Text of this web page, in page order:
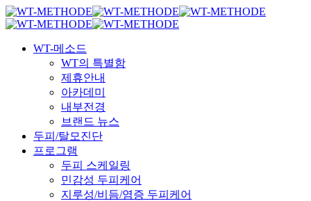
국내 최초 두피케어 브랜드
국내 최초 두피케어 브랜드
Skip
to
content
Menu
WT-메소드
WT의 특별함
제휴안내
아카데미
내부전경
브랜드 뉴스
두피/탈모진단
프로그램
두피 스케일링
민감성 두피케어
지루성/비듬/염증 두피케어